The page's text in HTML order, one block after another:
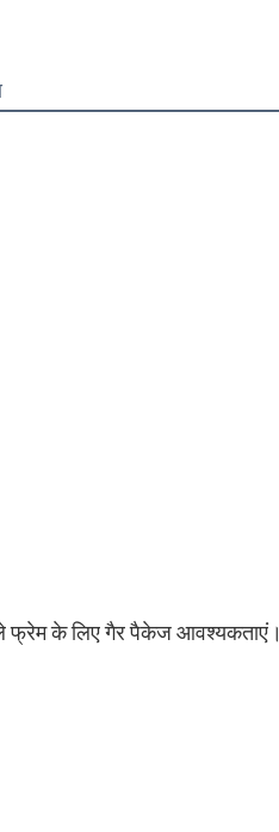
फ्रेम के लिए गैर पैकेज आवश्यकताएं।